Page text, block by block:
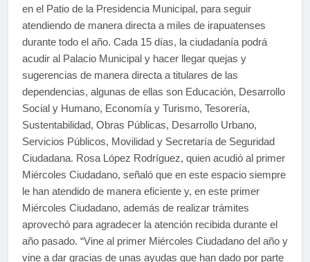
en el Patio de la Presidencia Municipal, para seguir
atendiendo de manera directa a miles de irapuatenses
durante todo el año. Cada 15 días, la ciudadanía podrá
acudir al Palacio Municipal y hacer llegar quejas y
sugerencias de manera directa a titulares de las
dependencias, algunas de ellas son Educación, Desarrollo
Social y Humano, Economía y Turismo, Tesorería,
Sustentabilidad, Obras Públicas, Desarrollo Urbano,
Servicios Públicos, Movilidad y Secretaría de Seguridad
Ciudadana. Rosa López Rodríguez, quien acudió al primer
Miércoles Ciudadano, señaló que en este espacio siempre
le han atendido de manera eficiente y, en este primer
Miércoles Ciudadano, además de realizar trámites
aprovechó para agradecer la atención recibida durante el
año pasado. “Vine al primer Miércoles Ciudadano del año y
vine a dar gracias de unas ayudas que han dado por parte